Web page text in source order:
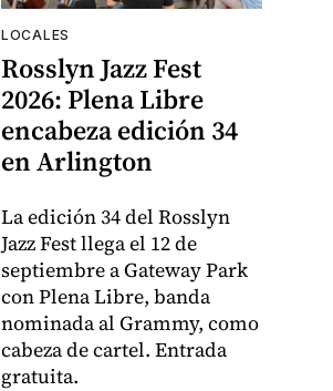
LOCALES
Rosslyn Jazz Fest
2026: Plena Libre
encabeza edición 34
en Arlington
La edición 34 del Rosslyn
Jazz Fest llega el 12 de
septiembre a Gateway Park
con Plena Libre, banda
nominada al Grammy, como
cabeza de cartel. Entrada
gratuita.